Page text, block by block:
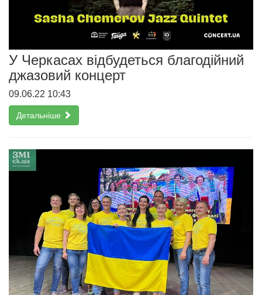
У Черкасах відбудеться благодійний
джазовий концерт
09.06.22 10:43
Детальніше